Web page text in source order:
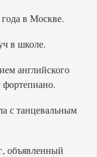
в Москве.
в школе.
английского
с танцевальным
объявленный